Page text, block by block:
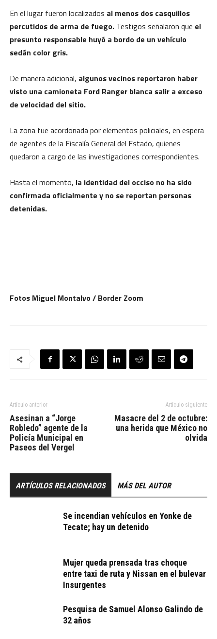
En el lugar fueron localizados al menos dos casquillos
percutidos de arma de fuego. Testigos señalaron que el
presunto responsable huyó a bordo de un vehículo
sedán color gris.
De manera adicional, algunos vecinos reportaron haber
visto una camioneta Ford Ranger blanca salir a exceso
de velocidad del sitio.
La zona fue acordonada por elementos policiales, en espera
de agentes de la Fiscalía General del Estado, quienes
quedaron a cargo de las investigaciones correspondientes.
Hasta el momento, la identidad del occiso no ha sido
confirmada oficialmente y no se reportan personas
detenidas.
Fotos Miguel Montalvo / Border Zoom
Artículo anterior
Asesinan a “Jorge
Robledo” agente de la
Policía Municipal en
Paseos del Vergel
Artículo siguiente
Masacre del 2 de octubre:
una herida que México no
olvida
ARTÍCULOS RELACIONADOS MÁS DEL AUTOR
Se incendian vehículos en Yonke de
Tecate; hay un detenido
Mujer queda prensada tras choque
entre taxi de ruta y Nissan en el bulevar
Insurgentes
Pesquisa de Samuel Alonso Galindo de
32 años